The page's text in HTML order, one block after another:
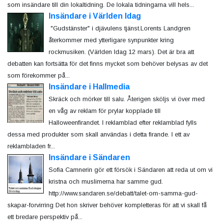
som insändare till din lokaltidning. De lokala tidningarna vill hels...
Insändare i Världen Idag
"Gudstänster" i djävulens tjänst.Lorents Landgren
återkommer med ytterligare synpunkter kring
rockmusiken. (Världen Idag 12 mars). Det är bra att
debatten kan fortsätta för det finns mycket som behöver belysas av det
som förekommer på...
Insändare i Hallmedia
Skräck och mörker till salu. Återigen sköljs vi över med
en våg av reklam för prylar kopplade till
Halloweenfirandet. I reklamblad efter reklamblad fylls
dessa med produkter som skall användas i detta firande. I ett av
reklambladen fr...
Insändare i Sändaren
Sofia Camnerin gör ett försök i Sändaren att reda ut om vi
kristna och muslimerna har samme gud.
http://www.sandaren.se/debatt/talet-om-samma-gud-
skapar-forvirring Det hon skriver behöver kompletteras för att vi skall få
ett bredare perspektiv på...